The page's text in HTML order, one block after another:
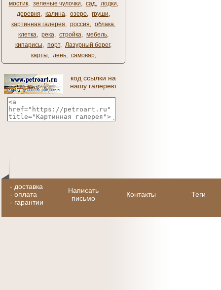
мостик, зеленые чулочки, сад, лодки,
деревня, калина, озеро, груши,
картинная галерея, россия, облака,
клетка, река, стройка, мебель,
кипарисы, порт, Лазурный берег,
карты, день, самовар,
код ссылки на
нашу галерею
- доставка
- оплата
- гарантии
Написать
письмо
Контакты Теги